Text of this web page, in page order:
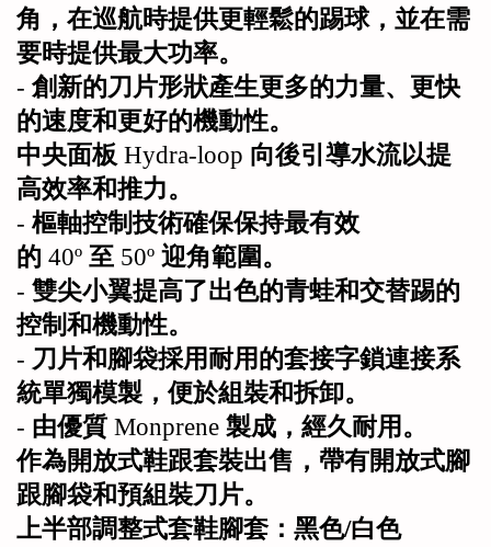
角，在巡航時提供更輕鬆的踢球，並在需
要時提供最大功率。
- 創新的刀片形狀產生更多的力量、更快
的速度和更好的機動性。
中央面板 Hydra-loop 向後引導水流以提
高效率和推力。
- 樞軸控制技術確保保持最有效
的 40º 至 50º 迎角範圍。
- 雙尖小翼提高了出色的青蛙和交替踢的
控制和機動性。
- 刀片和腳袋採用耐用的套接字鎖連接系
統單獨模製，便於組裝和拆卸。
- 由優質 Monprene 製成，經久耐用。
作為開放式鞋跟套裝出售，帶有開放式腳
跟腳袋和預組裝刀片。
上半部調整式套鞋腳套：黑色/白色